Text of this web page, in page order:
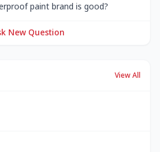
paint brand is good?
New Question
View All